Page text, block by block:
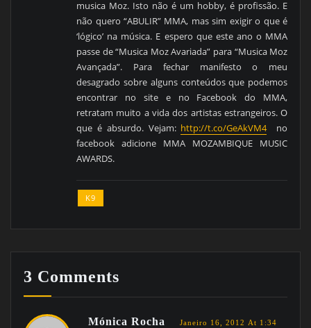
musica Moz. Isto não é um hobby, é profissão. E
não quero “ABULIR” MMA, mas sim exigir o que é
‘lógico’ na música. E espero que este ano o MMA
passe de “Musica Moz Avariada” para “Musica Moz
Avançada”. Para fechar manifesto o meu
desagrado sobre alguns conteúdos que podemos
encontrar no site e no Facebook do MMA,
retratam muito a vida dos artistas estrangeiros. O
que é absurdo. Vejam: http://t.co/GeAkVM4
no
facebook adicione MMA MOZAMBIQUE MUSIC
AWARDS.
K9
3 Comments
Mónica Rocha
Janeiro 16, 2012 At 1:34